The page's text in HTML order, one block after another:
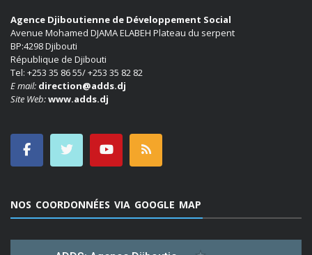
Agence Djiboutienne de Développement Social
Avenue Mohamed DJAMA ELABEH Plateau du serpent
BP:4298 Djibouti
République de Djibouti
Tel: +253 35 86 55/ +253 35 82 82
E mail: direction@adds.dj
Site Web:www.adds.dj
NOS COORDONNÉES VIA GOOGLE MAP